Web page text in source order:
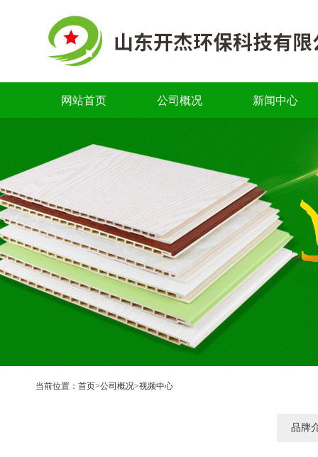
网站首页 公司概况 新闻中心
当前位置： 首页>公司概况>视频中心
品牌